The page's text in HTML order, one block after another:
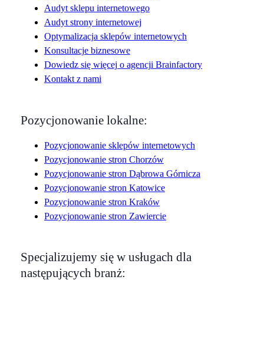
Audyt sklepu internetowego
Audyt strony internetowej
Optymalizacja sklepów internetowych
Konsultacje biznesowe
Dowiedz się więcej o agencji Brainfactory
Kontakt z nami
Pozycjonowanie lokalne:
Pozycjonowanie sklepów internetowych
Pozycjonowanie stron Chorzów
Pozycjonowanie stron Dąbrowa Górnicza
Pozycjonowanie stron Katowice
Pozycjonowanie stron Kraków
Pozycjonowanie stron Zawiercie
Specjalizujemy się w usługach dla
następujących branż: